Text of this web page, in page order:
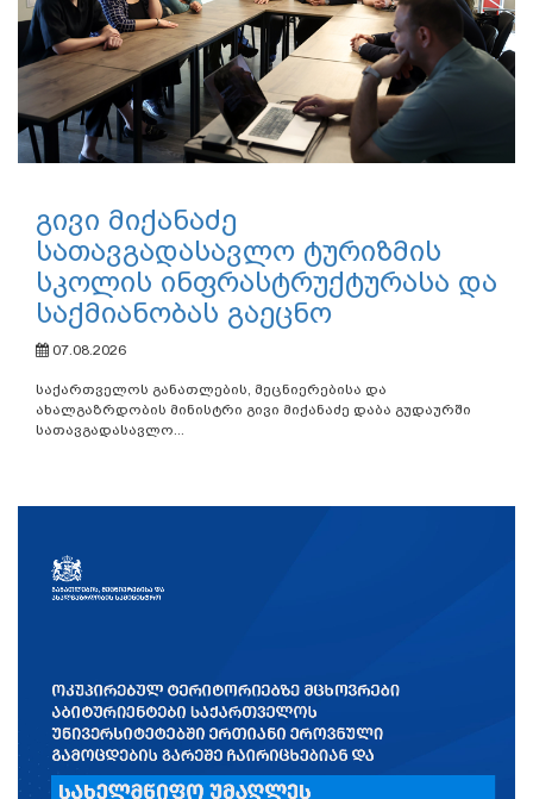
გივი მიქანაძე
სათავგადასავლო ტურიზმის
სკოლის ინფრასტრუქტურასა და
საქმიანობას გაეცნო
07.08.2026
საქართველოს განათლების, მეცნიერებისა და
ახალგაზრდობის მინისტრი გივი მიქანაძე დაბა გუდაურში
სათავგადასავლო...